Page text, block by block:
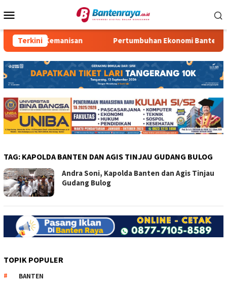
ke
Mobile
Terkini
10 Kemanisan Pertumbuhan Ekonomi Banten
TAG: KAPOLDA BANTEN DAN AGIS TINJAU GUDANG BULOG
Andra Soni, Kapolda Banten dan Agis Tinjau
Gudang Bulog
TOPIK POPULER
BANTEN